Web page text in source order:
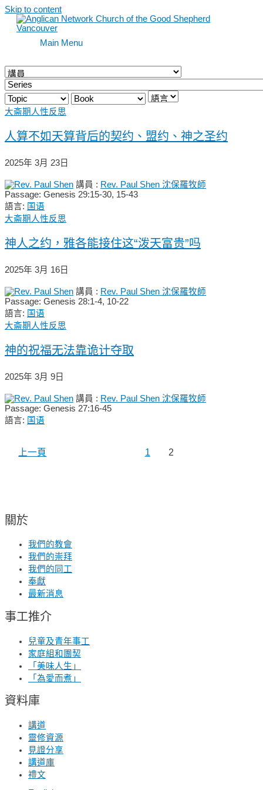
Skip to content
Main Menu
大斋期人性反思
人算不如天算背后的契约、盟约、神之圣约
2025年 3月 23日
講員 : Rev. Paul Shen 沈保羅牧師
Passage: Genesis 29:15-30, 15-43
語言: 国语
大斋期人性反思
神人之约，雅各能接住这“泼天富贵”吗
2025年 3月 16日
講員 : Rev. Paul Shen 沈保羅牧師
Passage: Genesis 28:1-4, 10-22
語言: 国语
大斋期人性反思
神的祝福无法靠诡计夺取
2025年 3月 9日
講員 : Rev. Paul Shen 沈保羅牧師
Passage: Genesis 27:16-45
語言: 国语
上一頁 1 2
關於
我們的教會
我們的崇拜
我們的同工
奉獻
最新消息
事工推介
兒童及青年事工
家庭組和團契
「美味人生」
「為愛而煮」
資料庫
講道
靈修資源
見證分享
講道庫
禮文